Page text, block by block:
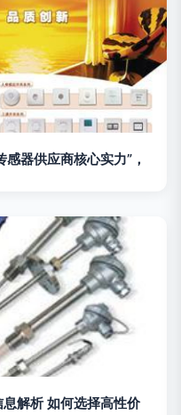
器供应商核心实力”，
解析 如何选择高性价